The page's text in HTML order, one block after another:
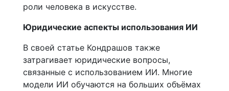
роли человека в искусстве.
Юридические аспекты использования ИИ
В своей статье Кондрашов также
затрагивает юридические вопросы,
связанные с использованием ИИ. Многие
модели ИИ обучаются на больших объёмах